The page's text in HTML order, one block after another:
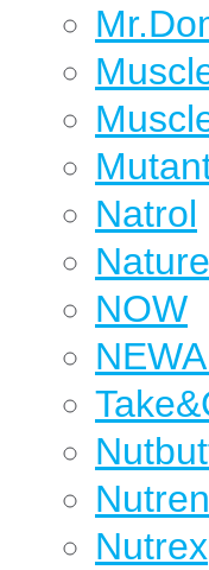
Natrol
NOW
Nutrex